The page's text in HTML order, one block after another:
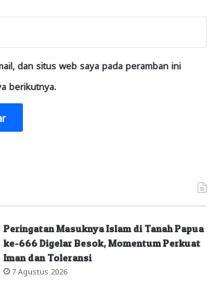
dan situs web saya pada peramban ini
berikutnya.
Peringatan Masuknya Islam di Tanah Papua
ke-666 Digelar Besok, Momentum Perkuat
Iman dan Toleransi
7 Agustus 2026